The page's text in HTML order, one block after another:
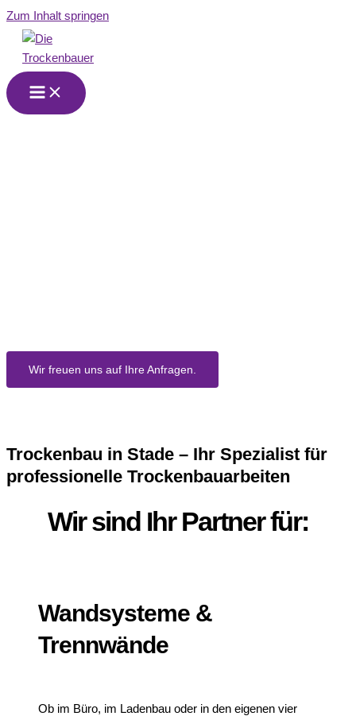
Zum Inhalt springen
Wir freuen uns auf Ihre Anfragen.
Trockenbau in Stade – Ihr Spezialist für
professionelle Trockenbauarbeiten
Wir sind Ihr Partner für:
Wandsysteme &
Trennwände
Ob im Büro, im Ladenbau oder in den eigenen vier